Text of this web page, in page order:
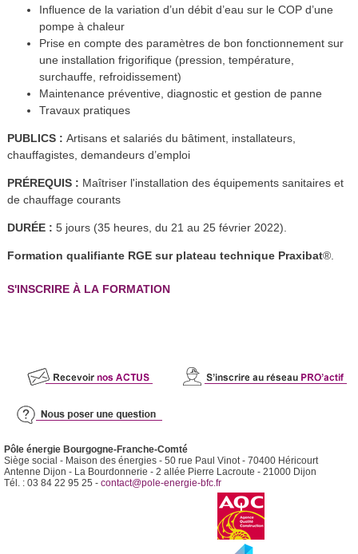
Influence de la variation d’un débit d’eau sur le COP d’une
pompe à chaleur
Prise en compte des paramètres de bon fonctionnement sur
une installation frigorifique (pression, température,
surchauffe, refroidissement)
Maintenance préventive, diagnostic et gestion de panne
Travaux pratiques
PUBLICS : Artisans et salariés du bâtiment, installateurs,
chauffagistes, demandeurs d’emploi
PRÉREQUIS : Maîtriser l'installation des équipements sanitaires et
de chauffage courants
DURÉE : 5 jours (35 heures, du 21 au 25 février 2022).
Formation qualifiante RGE sur plateau technique Praxibat®.
S'INSCRIRE À LA FORMATION
Pôle énergie Bourgogne-Franche-Comté
Siège social - Maison des énergies - 50 rue Paul Vinot - 70400 Héricourt
Antenne Dijon - La Bourdonnerie - 2 allée Pierre Lacroute - 21000 Dijon
Tél. : 03 84 22 95 25 - contact@pole-energie-bfc.fr